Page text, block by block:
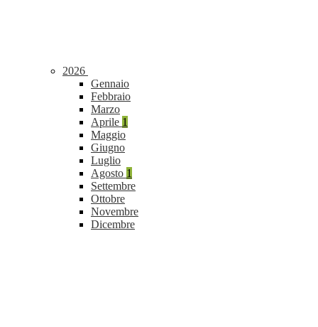
2026
Gennaio
Febbraio
Marzo
Aprile 1
Maggio
Giugno
Luglio
Agosto 1
Settembre
Ottobre
Novembre
Dicembre